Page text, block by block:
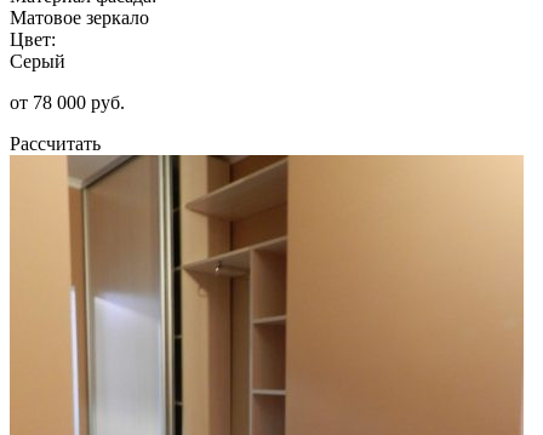
Матовое зеркало
Цвет:
Серый
от 78 000 руб.
Рассчитать